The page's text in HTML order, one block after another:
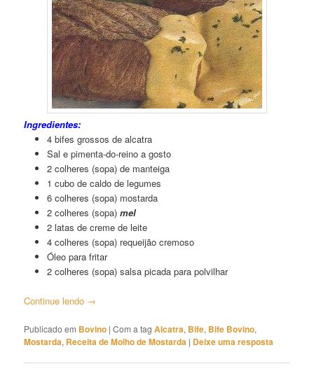
Ingredientes:
4 bifes grossos de alcatra
Sal e pimenta-do-reino a gosto
2 colheres (sopa) de manteiga
1 cubo de caldo de legumes
6 colheres (sopa) mostarda
2 colheres (sopa) mel
2 latas de creme de leite
4 colheres (sopa) requeijão cremoso
Óleo para fritar
2 colheres (sopa) salsa picada para polvilhar
Continue lendo →
Publicado em Bovino |Com a tagAlcatra, Bife, Bife Bovino,
Mostarda, Receita de Molho de Mostarda | Deixe uma resposta